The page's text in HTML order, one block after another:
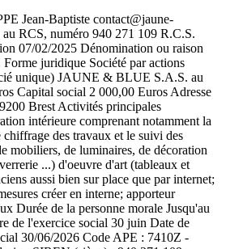
Jean-Baptiste contact@jaune-
RCS, numéro 940 271 109 R.C.S.
07/02/2025 Dénomination ou raison
juridique Société par actions
unique) JAUNE & BLUE S.A.S. au
Capital social 2 000,00 Euros Adresse
Brest Activités principales
intérieure comprenant notamment la
des travaux et le suivi des
mobiliers, de luminaires, de décoration
...) d'oeuvre d'art (tableaux et
aussi bien sur place que par internet;
créer en interne; apporteur
Durée de la personne morale Jusqu'au
de l'exercice social 30 juin Date de
30/06/2026 Code APE : 7410Z -